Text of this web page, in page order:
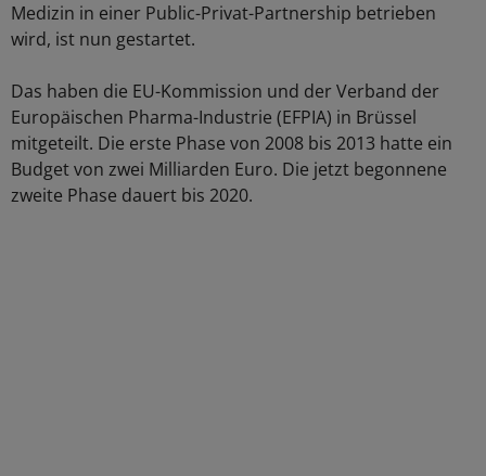
Medizin in einer Public-Privat-Partnership betrieben
wird, ist nun gestartet.
Das haben die EU-Kommission und der Verband der
Europäischen Pharma-Industrie (EFPIA) in Brüssel
mitgeteilt. Die erste Phase von 2008 bis 2013 hatte ein
Budget von zwei Milliarden Euro. Die jetzt begonnene
zweite Phase dauert bis 2020.